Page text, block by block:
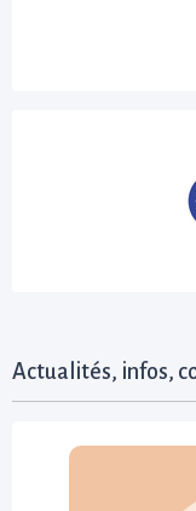
Actualités, infos,